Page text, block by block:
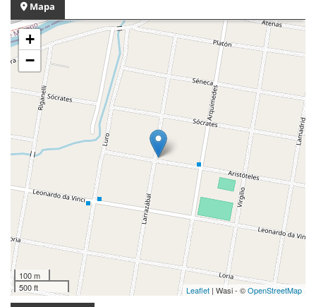
Mapa
+
−
100 m
500 ft
Leaflet | Wasi - ©OpenStreetMap